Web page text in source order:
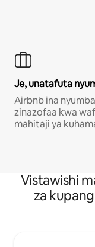
Je, unatafuta
Airbnb ina
zinazofaa kwa
mahitaji ya
Vistawishi
za